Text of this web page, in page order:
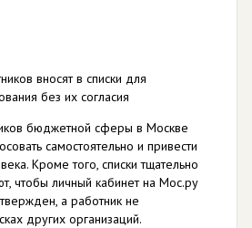
вносят в списки для
без их согласия
бюджетной сферы в Москве
самостоятельно и привести
Кроме того, списки тщательно
чтобы личный кабинет на Мос.ру
а работник не
других организаций.